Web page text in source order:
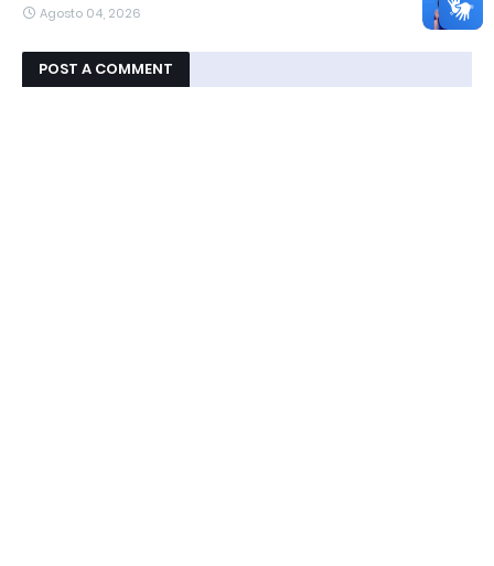
Agosto 04, 2026
POST A COMMENT